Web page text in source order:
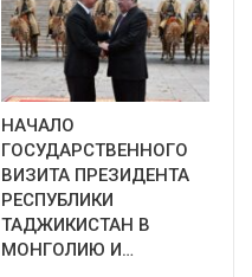
НАЧАЛО
ГОСУДАРСТВЕННОГО
ВИЗИТА ПРЕЗИДЕНТА
РЕСПУБЛИКИ
ТАДЖИКИСТАН В
МОНГОЛИЮ И…